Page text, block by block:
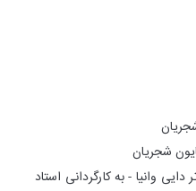
شجریان
وانیا - به کارگردانی استاد